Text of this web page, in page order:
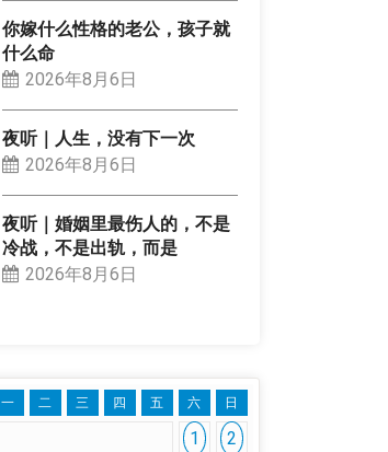
你嫁什么性格的老公，孩子就
什么命
2026年8月6日
夜听｜人生，没有下一次
2026年8月6日
夜听｜婚姻里最伤人的，不是
冷战，不是出轨，而是
2026年8月6日
一 二 三 四 五 六 日
1
2